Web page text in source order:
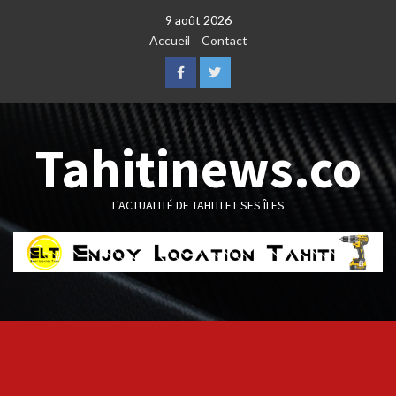
9 août 2026
Accueil
Contact
FacebookTwitter
Tahitinews.co
L'ACTUALITÉ DE TAHITI ET SES ÎLES